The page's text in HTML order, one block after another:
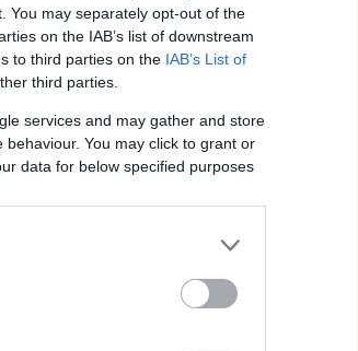
You may separately opt-out of the
on the IAB’s list of downstream
to third parties on the IAB’s List of
third parties.
services and may gather and store
You may click to grant or
data for below specified purposes
άδικο
σχέση που
είχε με